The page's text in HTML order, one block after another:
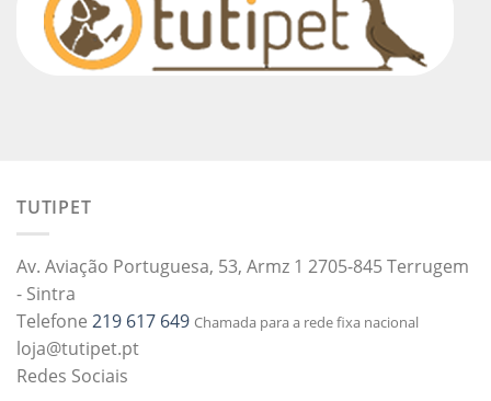
TUTIPET
Av. Aviação Portuguesa, 53, Armz 1 2705-845 Terrugem
- Sintra
Telefone 219 617 649 Chamada para a rede fixa nacional
loja@tutipet.pt
Redes Sociais